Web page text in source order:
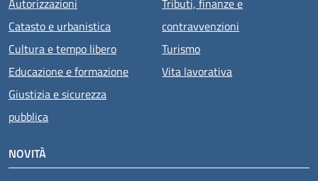
Catasto e urbanistica
Cultura e tempo libero
Educazione e formazione
Giustizia e sicurezza
pubblica
contravvenzioni
Turismo
Vita lavorativa
NOVITÀ